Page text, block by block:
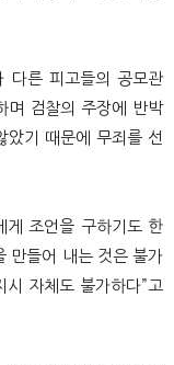
다른 피고들의 공모관
며 검찰의 주장에 반박
았기 때문에 무죄를 선
게 조언을 구하기도 한
만들어 내는 것은 불가
자체도 불가하다”고